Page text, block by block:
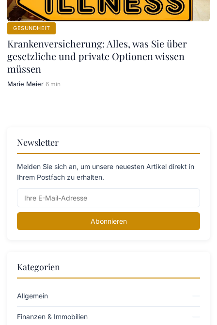
GESUNDHEIT
Krankenversicherung: Alles, was Sie über
gesetzliche und private Optionen wissen
müssen
Marie Meier 6 min
Newsletter
Melden Sie sich an, um unsere neuesten Artikel direkt in
Ihrem Postfach zu erhalten.
Abonnieren
Kategorien
Allgemein
Finanzen & Immobilien